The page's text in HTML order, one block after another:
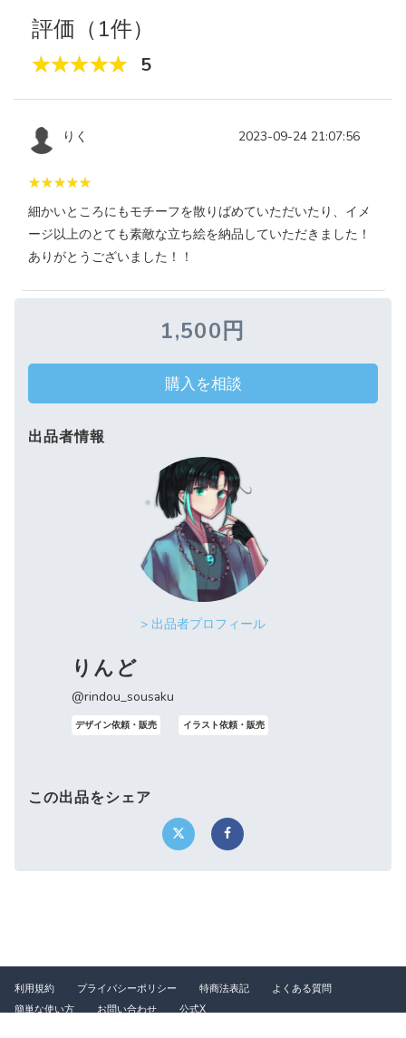
評価（1件）
5
りく 2023-09-24 21:07:56
細かいところにもモチーフを散りばめていただいたり、イメ
ージ以上のとても素敵な立ち絵を納品していただきました！
ありがとうございました！！
1,500円
購入を相談
出品者情報
> 出品者プロフィール
りんど
@rindou_sousaku
デザイン依頼・販売 イラスト依頼・販売
この出品をシェア
利用規約 プライバシーポリシー 特商法表記
よくある質問
簡単な使い方
お問い合わせ 公式X